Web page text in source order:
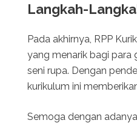
Langkah-
Pada akhirnya, RPP
yang menarik bagi para
seni rupa. Dengan
kurikulum ini
Semoga dengan